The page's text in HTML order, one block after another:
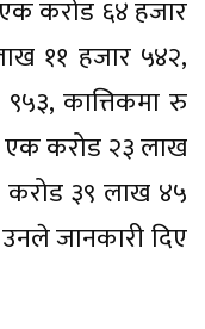
करोड ६४ हजार
११ हजार ५४२,
कात्तिकमा रु
एक करोड २३ लाख
३९ लाख ४५
जानकारी दिए